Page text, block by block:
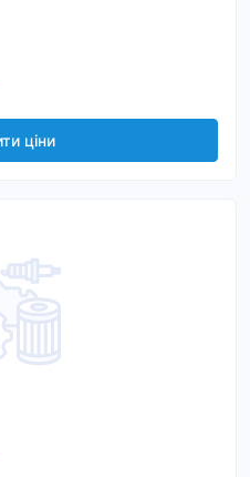
ціни